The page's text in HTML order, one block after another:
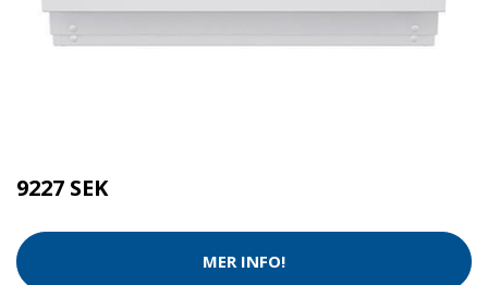
9227 SEK
MER INFO!